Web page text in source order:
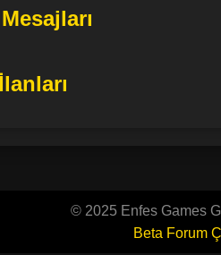
© 2025 Enfes Games
Beta Forum